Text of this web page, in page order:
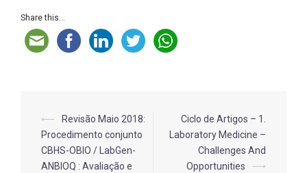
Share this...
Post
navigation
⟵
Revisão Maio 2018:
Procedimento conjunto
CBHS-OBIO / LabGen-
ANBIOQ : Avaliação e
Ciclo de Artigos – 1.
Laboratory Medicine –
Challenges And
Opportunities
⟶